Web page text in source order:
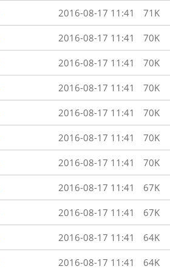
2016-08-17 11:41 71K
2016-08-17 11:41 70K
2016-08-17 11:41 70K
2016-08-17 11:41 70K
2016-08-17 11:41 70K
2016-08-17 11:41 70K
2016-08-17 11:41 70K
2016-08-17 11:41 67K
2016-08-17 11:41 67K
2016-08-17 11:41 64K
2016-08-17 11:41 64K